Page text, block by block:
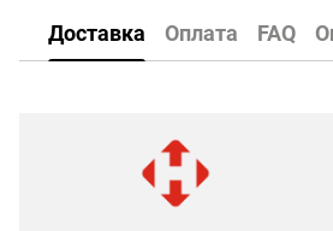
Доставка Оплата FAQ